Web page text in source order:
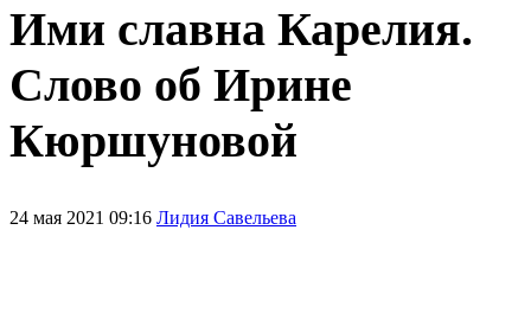
Ими славна Карелия.
Слово об Ирине
Кюршуновой
24 мая 2021 09:16 Лидия Савельева